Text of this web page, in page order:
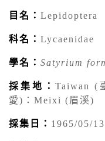
目名： Lepidoptera
科名： Lycaenidae
學名： Satyrium
採集地：Taiwan (
愛)：Meixi (眉溪)
採集日： 1965/05/13